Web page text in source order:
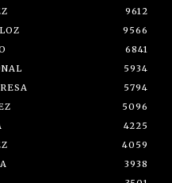
9612
9566
6841
5934
5794
5096
4225
4059
3938